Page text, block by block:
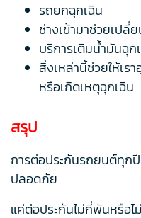
รถยกฉุกเฉิน
ช่างเข้ามาช่วยเปลี่
บริการเติมน้ำมันฉุก
สิ่งเหล่านี้ช่วยให้เร
หรือเกิดเหตุฉุกเฉิน
สรุป
การต่อประกันรถยนต์ทุกปี
ปลอดภัย
แค่ต่อประกันไม่กี่พันหรือ